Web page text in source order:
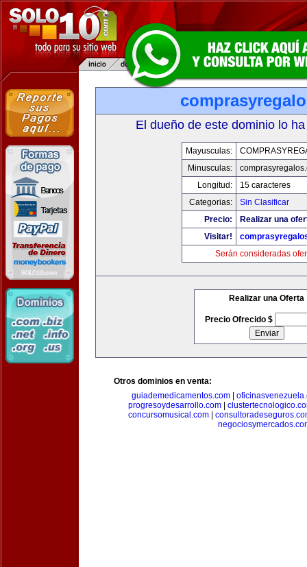
El dueño de este dominio lo
Mayusculas:
Minusculas:
Longitud:
15 caracteres
Categorias:
Sin Clasificar
Precio:
Realizar una
Visitar!
Serán consideradas
Realizar una Oferta
Precio Ofrecido $
Otros dominios en venta:
guiademedicamentos.com|
progresoydesarrollo.com|
concursomusical.com